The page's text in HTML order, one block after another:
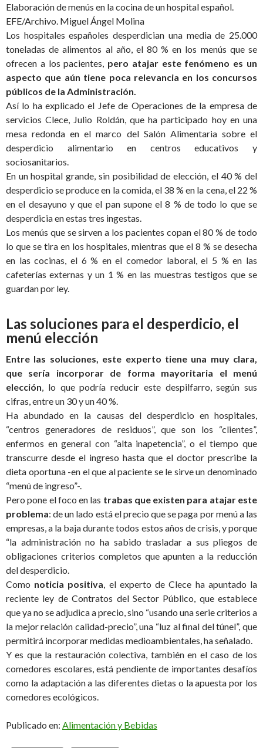
Elaboración de menús en la cocina de un hospital español.
EFE/Archivo. Miguel Ángel Molina
Los hospitales españoles desperdician una media de 25.000
toneladas de alimentos al año, el 80 % en los menús que se
ofrecen a los pacientes, pero atajar este fenómeno es un
aspecto que aún tiene poca relevancia en los concursos
públicos de la Administración.
Así lo ha explicado el Jefe de Operaciones de la empresa de
servicios Clece, Julio Roldán, que ha participado hoy en una
mesa redonda en el marco del Salón Alimentaria sobre el
desperdicio alimentario en centros educativos y
sociosanitarios.
En un hospital grande, sin posibilidad de elección, el 40 % del
desperdicio se produce en la comida, el 38 % en la cena, el 22 %
en el desayuno y que el pan supone el 8 % de todo lo que se
desperdicia en estas tres ingestas.
Los menús que se sirven a los pacientes copan el 80 % de todo
lo que se tira en los hospitales, mientras que el 8 % se desecha
en las cocinas, el 6 % en el comedor laboral, el 5 % en las
cafeterías externas y un 1 % en las muestras testigos que se
guardan por ley.
Las soluciones para el desperdicio, el
menú elección
Entre las soluciones, este experto tiene una muy clara,
que sería incorporar de forma mayoritaria el menú
elección , lo que podría reducir este despilfarro, según sus
cifras, entre un 30 y un 40 %.
Ha abundado en la causas del desperdicio en hospitales,
“centros generadores de residuos”, que son los “clientes”,
enfermos en general con “alta inapetencia”, o el tiempo que
transcurre desde el ingreso hasta que el doctor prescribe la
dieta oportuna -en el que al paciente se le sirve un denominado
“menú de ingreso”-.
Pero pone el foco en las trabas que existen para atajar este
problema: de un lado está el precio que se paga por menú a las
empresas, a la baja durante todos estos años de crisis, y porque
“la administración no ha sabido trasladar a sus pliegos de
obligaciones criterios completos que apunten a la reducción
del desperdicio.
Como noticia positiva , el experto de Clece ha apuntado la
reciente ley de Contratos del Sector Público, que establece
que ya no se adjudica a precio, sino “usando una serie criterios a
la mejor relación calidad-precio”, una “luz al final del túnel”, que
permitirá incorporar medidas medioambientales, ha señalado.
Y es que la restauración colectiva, también en el caso de los
comedores escolares, está pendiente de importantes desafíos
como la adaptación a las diferentes dietas o la apuesta por los
comedores ecológicos.
Publicado en: Alimentación y Bebidas